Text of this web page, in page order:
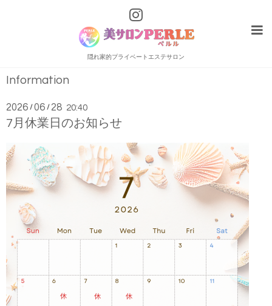
隠れ家的プライベートエステサロン
Information
2026 /06 / 28 20:40
7月休業日のお知らせ